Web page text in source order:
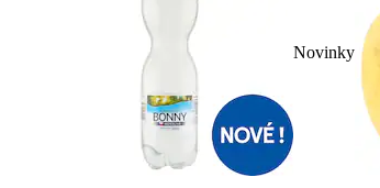
Novinky